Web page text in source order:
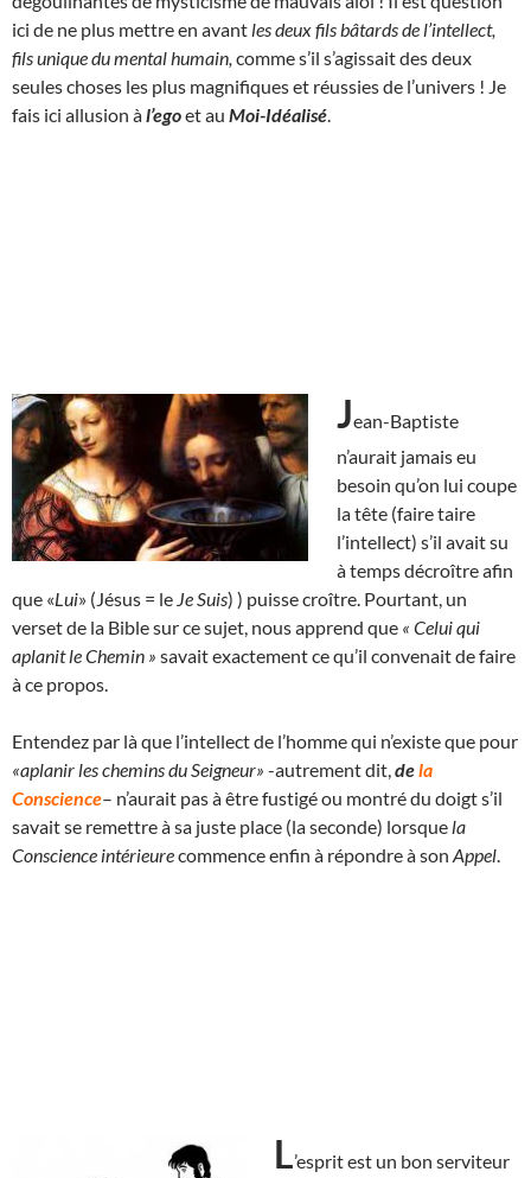
ici de ne plus mettre en avant les deux fils bâtards de l’intellect,
fils unique du mental humain, comme s’il s’agissait des deux
seules choses les plus magnifiques et réussies de l’univers ! Je
fais ici allusion àl’egoet au Moi-Idéalisé
Jean-Baptiste
n’aurait jamais eu
besoin qu’on lui coupe
la tête (faire taire
l’intellect) s’il avait su
à temps décroître afin
que «Lui» (Jésus = le Je Suis) ) puisse croître. Pourtant, un
verset de la Bible sur ce sujet, nous apprend que « Celui qui
aplanit le Chemin » savait exactement ce qu’il convenait de faire
à ce propos.
Entendez par là que l’intellect de l’homme qui n’existe que pour
«aplanir les chemins du Seigneur» -autrement dit, dela
Conscience– n’aurait pas à être fustigé ou montré du doigt s’il
savait se remettre à sa juste place (la seconde) lorsque la
Conscience intérieurecommence enfin à répondre à son Appel
L’esprit est un bon serviteur